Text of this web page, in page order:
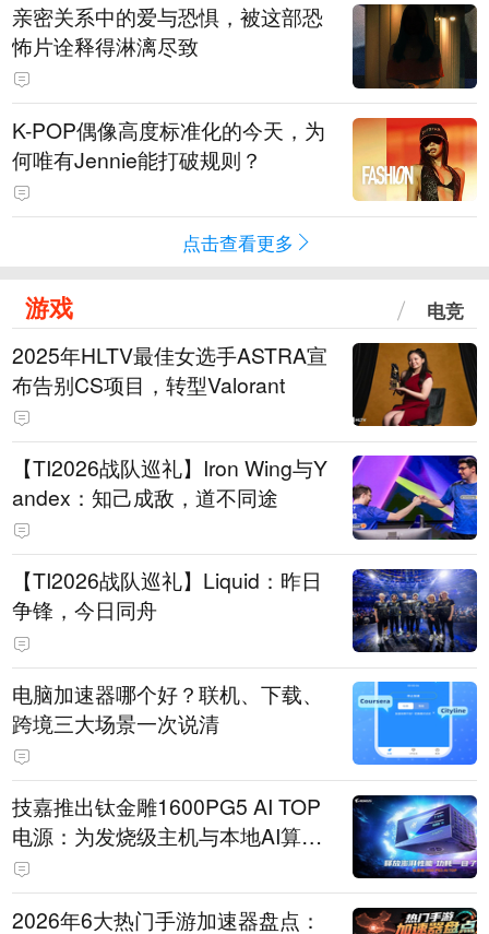
亲密关系中的爱与恐惧，被这部恐
怖片诠释得淋漓尽致
K-POP偶像高度标准化的今天，为
何唯有Jennie能打破规则？
点击查看更多
游戏 电竞
2025年HLTV最佳女选手ASTRA宣
布告别CS项目，转型Valorant
【TI2026战队巡礼】Iron Wing与Y
andex：知己成敌，道不同途
【TI2026战队巡礼】Liquid：昨日
争锋，今日同舟
电脑加速器哪个好？联机、下载、
跨境三大场景一次说清
技嘉推出钛金雕1600PG5 AI TOP
电源：为发烧级主机与本地AI算力
打造旗舰供电方案
2026年6大热门手游加速器盘点：